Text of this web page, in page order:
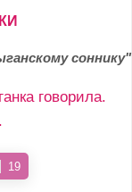
соннику"
говорила.
19